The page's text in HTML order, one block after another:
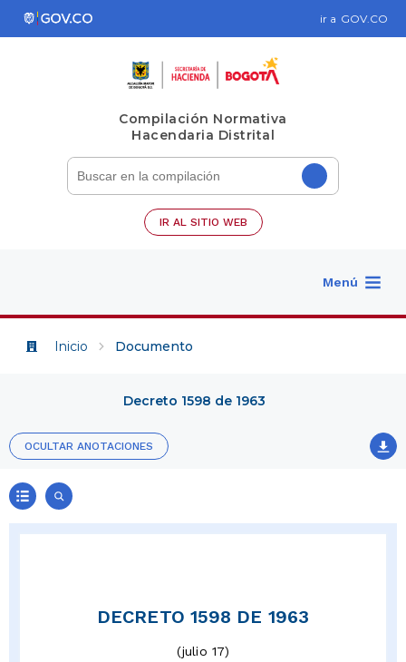
ir a GOV.CO
Compilación Normativa
Hacendaria Distrital
IR AL SITIO WEB
Menú
Inicio Documento
Decreto 1598 de 1963
OCULTAR ANOTACIONES
DECRETO 1598 DE 1963
(julio 17)